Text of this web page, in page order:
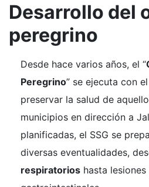
Desarrollo del
peregrino
Desde hace varios años, el “
Peregrino” se ejecuta con
preservar la salud de
municipios en dirección a
planificadas, el SSG se
diversas eventualidades,
respiratorios hasta